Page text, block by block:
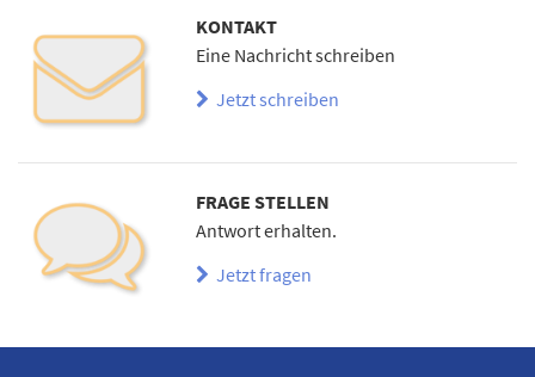
KONTAKT
Eine Nachricht schreiben
Jetzt schreiben
FRAGE STELLEN
Antwort erhalten.
Jetzt fragen